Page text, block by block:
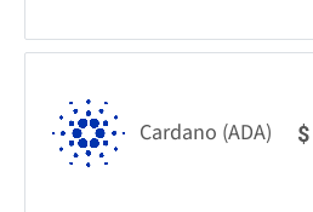
Cardano (ADA) $